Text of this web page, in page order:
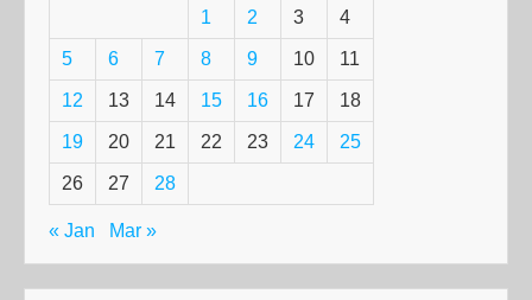
1 2 3 4
5 6 7 8 9 10 11
12 13 14 15 16 17 18
19 20 21 22 23 24 25
26 27 28
« Jan Mar »